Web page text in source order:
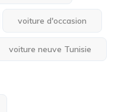
voiture d'occasion
voiture neuve Tunisie